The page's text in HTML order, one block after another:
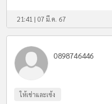
21:41 | 07 มี.ค. 67
0898746446
ให้เช่าและเซ้ง